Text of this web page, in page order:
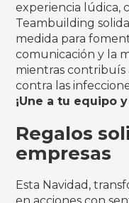
experiencia lúdica,
Teambuilding
medida para
comunicación y la
mientras contribuís
contra las
¡Une a tu equipo
Regalos
empresas
Esta Navidad,